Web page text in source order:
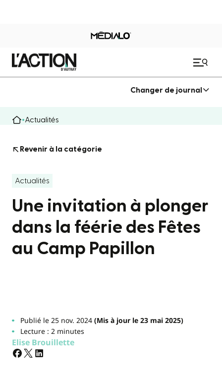
Changer de journal
Actualités
Revenir à la catégorie
Actualités
Une invitation à plonger
dans la féérie des Fêtes
au Camp Papillon
Publié le 25 nov. 2024(Mis à jour le 23 mai 2025)
Lecture : 2 minutes
Elise Brouillette